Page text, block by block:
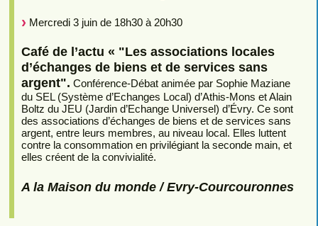
Mercredi 3 juin de 18h30 à 20h30
Café de l’actu « "Les associations locales
d’échanges de biens et de services sans
argent". Conférence-Débat animée par Sophie Maziane
du SEL (Système d’Echanges Local) d’Athis-Mons et Alain
Boltz du JEU (Jardin d’Echange Universel) d’Évry. Ce sont
des associations d’échanges de biens et de services sans
argent, entre leurs membres, au niveau local. Elles luttent
contre la consommation en privilégiant la seconde main, et
elles créent de la convivialité.
A la Maison du monde / Evry-Courcouronnes